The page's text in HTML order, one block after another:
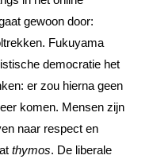
gewoon door:
Fukuyama
democratie het
er zou hierna geen
komen. Mensen zijn
naar respect en
thymos. De liberale